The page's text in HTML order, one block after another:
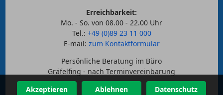
Erreichbarkeit:
Mo. - So. von 08.00 - 22.00 Uhr
Tel.: +49 (0)89 23 11 000
E-mail: zum Kontaktformular
Persönliche Beratung im Büro
Gräfelfing - nach Terminvereinbarung
Akzeptieren Ablehnen Datenschutz